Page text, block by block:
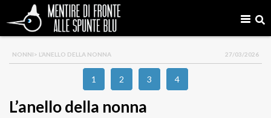
NONNI> L’ANELLO DELLA NONNA 27/03/2026
1 2 3 4
L’anello della nonna